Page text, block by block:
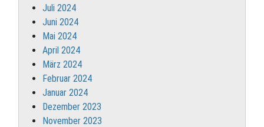
Juli 2024
Juni 2024
Mai 2024
April 2024
März 2024
Februar 2024
Januar 2024
Dezember 2023
November 2023